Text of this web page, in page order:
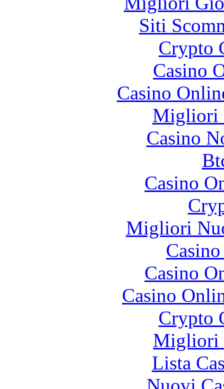
Siti
Crypto
Casino
Casino
Migliori
Casino
Casino
Migliori
Casino
Casino
Crypto
Migliori
Lista